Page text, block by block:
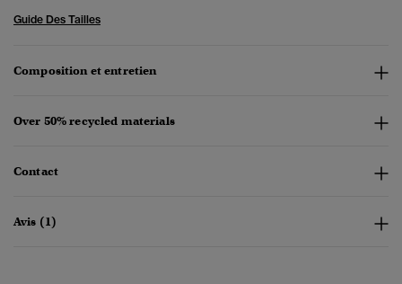
Guide Des Tailles
Composition et entretien
Over 50% recycled materials
Contact
Avis (1)